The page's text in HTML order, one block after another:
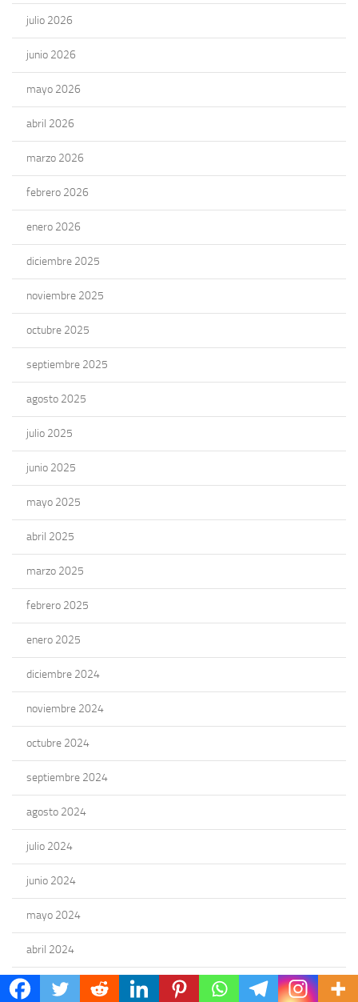
julio 2026
junio 2026
mayo 2026
abril 2026
marzo 2026
febrero 2026
enero 2026
diciembre 2025
noviembre 2025
octubre 2025
septiembre 2025
agosto 2025
julio 2025
junio 2025
mayo 2025
abril 2025
marzo 2025
febrero 2025
enero 2025
diciembre 2024
noviembre 2024
octubre 2024
septiembre 2024
agosto 2024
julio 2024
junio 2024
mayo 2024
abril 2024
marzo 2024